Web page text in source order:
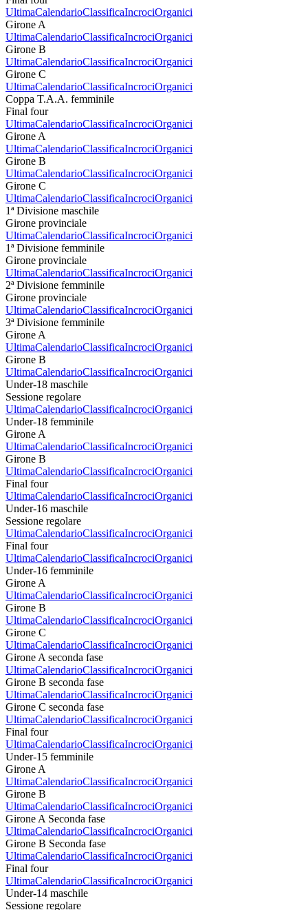
UltimaCalendarioClassificaIncrociOrganici
Girone A
UltimaCalendarioClassificaIncrociOrganici
Girone B
UltimaCalendarioClassificaIncrociOrganici
Girone C
UltimaCalendarioClassificaIncrociOrganici
Coppa T.A.A. femminile
Final four
UltimaCalendarioClassificaIncrociOrganici
Girone A
UltimaCalendarioClassificaIncrociOrganici
Girone B
UltimaCalendarioClassificaIncrociOrganici
Girone C
UltimaCalendarioClassificaIncrociOrganici
1ª Divisione maschile
Girone provinciale
UltimaCalendarioClassificaIncrociOrganici
1ª Divisione femminile
Girone provinciale
UltimaCalendarioClassificaIncrociOrganici
2ª Divisione femminile
Girone provinciale
UltimaCalendarioClassificaIncrociOrganici
3ª Divisione femminile
Girone A
UltimaCalendarioClassificaIncrociOrganici
Girone B
UltimaCalendarioClassificaIncrociOrganici
Under-18 maschile
Sessione regolare
UltimaCalendarioClassificaIncrociOrganici
Under-18 femminile
Girone A
UltimaCalendarioClassificaIncrociOrganici
Girone B
UltimaCalendarioClassificaIncrociOrganici
Final four
UltimaCalendarioClassificaIncrociOrganici
Under-16 maschile
Sessione regolare
UltimaCalendarioClassificaIncrociOrganici
Final four
UltimaCalendarioClassificaIncrociOrganici
Under-16 femminile
Girone A
UltimaCalendarioClassificaIncrociOrganici
Girone B
UltimaCalendarioClassificaIncrociOrganici
Girone C
UltimaCalendarioClassificaIncrociOrganici
Girone A seconda fase
UltimaCalendarioClassificaIncrociOrganici
Girone B seconda fase
UltimaCalendarioClassificaIncrociOrganici
Girone C seconda fase
UltimaCalendarioClassificaIncrociOrganici
Final four
UltimaCalendarioClassificaIncrociOrganici
Under-15 femminile
Girone A
UltimaCalendarioClassificaIncrociOrganici
Girone B
UltimaCalendarioClassificaIncrociOrganici
Girone A Seconda fase
UltimaCalendarioClassificaIncrociOrganici
Girone B Seconda fase
UltimaCalendarioClassificaIncrociOrganici
Final four
UltimaCalendarioClassificaIncrociOrganici
Under-14 maschile
Sessione regolare